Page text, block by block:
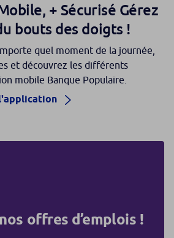
+ Sécurisé Gérez
bouts des doigts !
quel moment de la journée,
et découvrez les différents
mobile Banque Populaire.
offres d’emplois !